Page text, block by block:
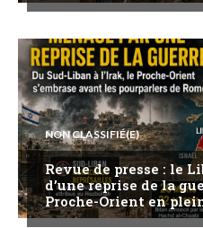
NON CLASSIFIÉ(E)
Revue de presse : le
d’une reprise de la
Proche-Orient en